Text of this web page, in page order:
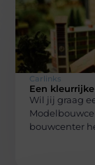
Carlinks
Een
Wil jij graag
bouwcenter